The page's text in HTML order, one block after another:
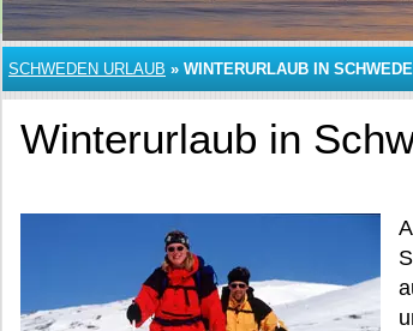
SCHWEDEN URLAUB » WINTERURLAUB IN
Winterurlaub in